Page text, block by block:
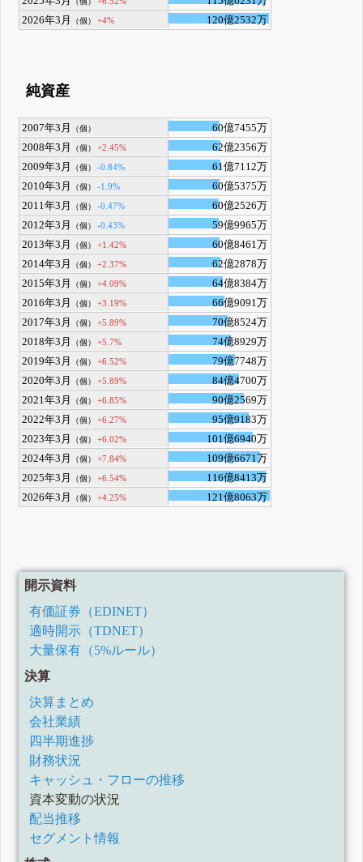
2026年3月
（個） +4% 120億2532万
純資産
2007年3月 （個）
60億7455万
2008年3月
（個） +2.45%
62億2356万
2009年3月
（個） -0.84%
61億7112万
2010年3月
（個） -1.9%
60億5375万
2011年3月
（個） -0.47%
60億2526万
2012年3月
（個） -0.43%
59億9965万
2013年3月
（個） +1.42%
60億8461万
2014年3月
（個） +2.37%
62億2878万
2015年3月
（個） +4.09%
64億8384万
2016年3月
（個） +3.19%
66億9091万
2017年3月
（個） +5.89%
70億8524万
2018年3月
（個） +5.7%
74億8929万
2019年3月
（個） +6.52%
79億7748万
2020年3月
（個） +5.89%
84億4700万
2021年3月
（個） +6.85%
90億2569万
2022年3月
（個） +6.27%
95億9183万
2023年3月
（個） +6.02%
101億6940万
2024年3月
（個） +7.84%
109億6671万
2025年3月
（個） +6.54%
116億8413万
2026年3月
（個） +4.25% 121億8063万
開示資料
有価証券（EDINET）
適時開示（TDNET）
大量保有（5%ルール）
決算
決算まとめ
会社業績
四半期進捗
財務状況
キャッシュ・フローの推移
資本変動の状況
配当推移
セグメント情報